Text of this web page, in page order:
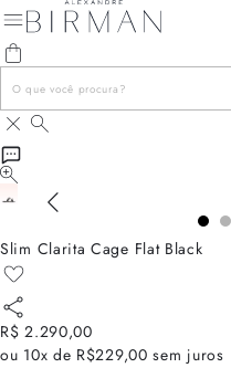
Slim Clarita Cage Flat Black
R$ 2.290,00
ou 10x de R$229,00 sem juros